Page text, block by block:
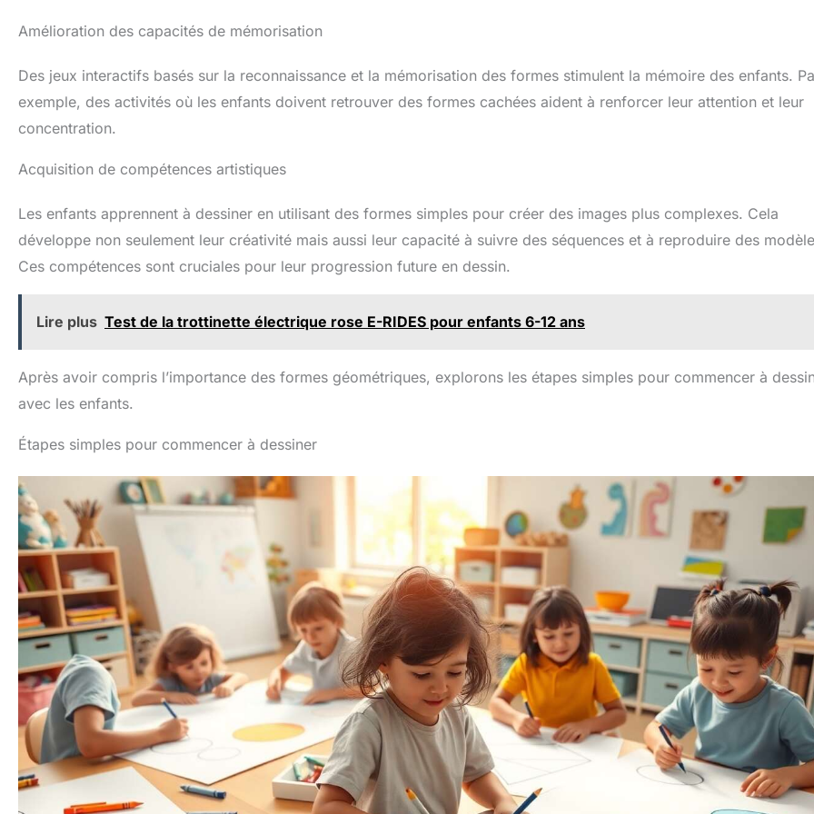
Amélioration des capacités de mémorisation
Des jeux interactifs basés sur la reconnaissance et la mémorisation des formes stimulent la mémoire des enfants.
exemple, des activités où les enfants doivent retrouver des formes cachées aident à renforcer leur attention et leur
concentration.
Acquisition de compétences artistiques
Les enfants apprennent à dessiner en utilisant des formes simples pour créer des images plus complexes. Cela
développe non seulement leur créativité mais aussi leur capacité à suivre des séquences et à reproduire des
Ces compétences sont cruciales pour leur progression future en dessin.
Lire plus Test de la trottinette électrique rose E-RIDES pour enfants 6-12 ans
Après avoir compris l’importance des formes géométriques, explorons les étapes simples pour commencer à
avec les enfants.
Étapes simples pour commencer à dessiner